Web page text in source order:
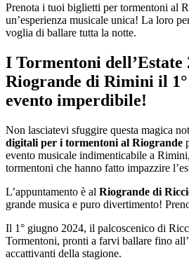
Prenota i tuoi biglietti per tormentoni al
un’esperienza musicale unica! La loro
voglia di ballare tutta la notte.
I Tormentoni dell’Estate
Riogrande di Rimini il
evento imperdibile!
Non lasciatevi sfuggire questa magica
digitali per i tormentoni al Riogrande
evento musicale indimenticabile a
tormentoni che hanno fatto impazzire
L’appuntamento è al Riogrande di
grande musica e puro divertimento!
Il 1° giugno 2024, il palcoscenico di
Tormentoni, pronti a farvi ballare fino
accattivanti della stagione.